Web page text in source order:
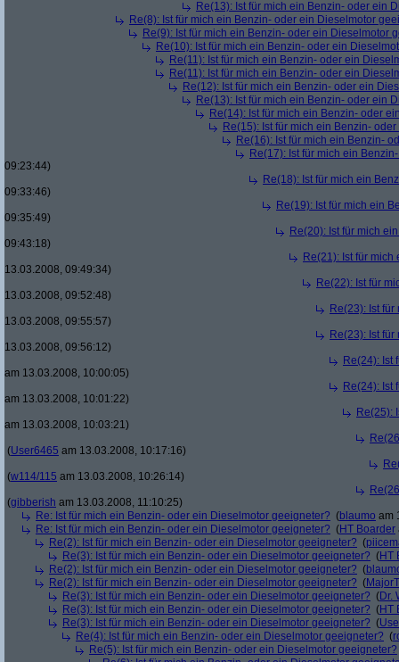
Re(13): Ist für mich ein Benzin- oder ein
Re(8): Ist für mich ein Benzin- oder ein Dieselmotor
Re(9): Ist für mich ein Benzin- oder ein Dieselmotor
Re(10): Ist für mich ein Benzin- oder ein
Re(11): Ist für mich ein Benzin- oder ein
Re(11): Ist für mich ein Benzin- oder ein
Re(12): Ist für mich ein Benzin- oder ein
Re(13): Ist für mich ein Benzin- oder ein
Re(14): Ist für mich ein Benzin- oder
Re(15): Ist für mich ein Benzin-
Re(16): Ist für mich ein Benzin-
Re(17): Ist für mich ein
09:23:44)
Re(18): Ist für mich ein
09:33:46)
Re(19): Ist für mich ein
09:35:49)
Re(20): Ist für mich
09:43:18)
Re(21): Ist für
13.03.2008, 09:49:34)
Re(22): Ist für
13.03.2008, 09:52:48)
Re(23): Ist
13.03.2008, 09:55:57)
Re(23): Ist
13.03.2008, 09:56:12)
Re(24): Ist
am 13.03.2008, 10:00:05)
Re(24): Ist
am 13.03.2008, 10:01:22)
Re(25):
am 13.03.2008, 10:03:21)
(User6465 am 13.03.2008, 10:17:16)
(w114/115 am 13.03.2008, 10:26:14)
(gibberish am 13.03.2008, 11:10:25)
Re: Ist für mich ein Benzin- oder ein Dieselmotor geeigneter? (blaumo am
Re: Ist für mich ein Benzin- oder ein Dieselmotor geeigneter? (HT Boarder
Re(2): Ist für mich ein Benzin- oder ein Dieselmotor geeigneter? (
Re(3): Ist für mich ein Benzin- oder ein Dieselmotor geeigneter? (HT
Re(2): Ist für mich ein Benzin- oder ein Dieselmotor geeigneter? (
Re(2): Ist für mich ein Benzin- oder ein Dieselmotor geeigneter? (
Re(3): Ist für mich ein Benzin- oder ein Dieselmotor geeigneter? (Dr.
Re(3): Ist für mich ein Benzin- oder ein Dieselmotor geeigneter? (HT
Re(3): Ist für mich ein Benzin- oder ein Dieselmotor geeigneter? (
Re(4): Ist für mich ein Benzin- oder ein Dieselmotor geeigneter? (
Re(5): Ist für mich ein Benzin- oder ein Dieselmotor geeigneter?